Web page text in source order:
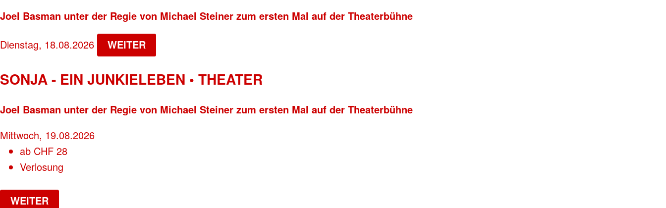
Joel Basman unter der Regie von Michael Steiner zum ersten Mal auf der Theaterbühne
Dienstag, 18.08.2026 WEITER
SONJA - EIN JUNKIELEBEN • THEATER
Joel Basman unter der Regie von Michael Steiner zum ersten Mal auf der Theaterbühne
Mittwoch, 19.08.2026
ab CHF 28
Verlosung
WEITER